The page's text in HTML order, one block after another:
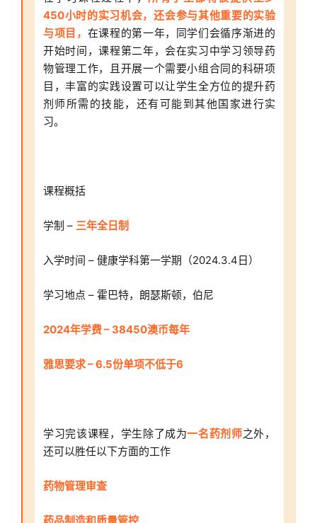
450小时的实习机会，还会参与其他重要的实验
与项目， 在课程的第一年，同学们会循序渐进的
开始时间，课程第二年，会在实习中学习领导药
物管理工作，且开展一个需要小组合同的科研项
目，丰富的实践设置可以让学生全方位的提升药
剂师所需的技能，还有可能到其他国家进行实
习。
课程概括
学制 – 三年全日制
入学时间 – 健康学科第一学期（2024.3.4日）
学习地点 – 霍巴特，朗瑟斯顿，伯尼
2024年学费 – 38450澳币每年
雅思要求 – 6.5份单项不低于6
学习完该课程，学生除了成为一名药剂师之外，
还可以胜任以下方面的工作
药物管理审查